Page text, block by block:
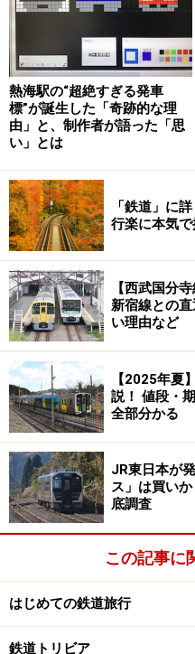
指定席は1号車だったの
車へ。手前に2区画だけ
通路の左側が窓を向いた
シングルシートだ。
1号車のゆったりしたシング
シングルシートは、窓に
ることになる。窓下に設
旅ならおすすめの席だ。
2号車のリクライニングシート
2号車を覗いてみると、
シート。車椅子用のスペ
3つある。車両が1号車よ
レがあるため客室が小さ
熱海駅の“超絶すぎる発車
標”が誕生した「奇跡的な理
由」と、制作者が語った「思
い」とは
「鉄道」に
行楽に本気
【西武国分
新宿線との
い理由など
【2025年夏
説！ 値段・
全部分かる
JR東日本が
ス」は買い
底調査
この記事に
はじめての鉄道旅行
鉄道トリビア